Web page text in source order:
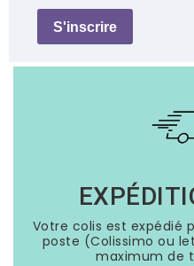
S'inscrire
Votre colis est expédié
poste (Colissimo ou
maximum de